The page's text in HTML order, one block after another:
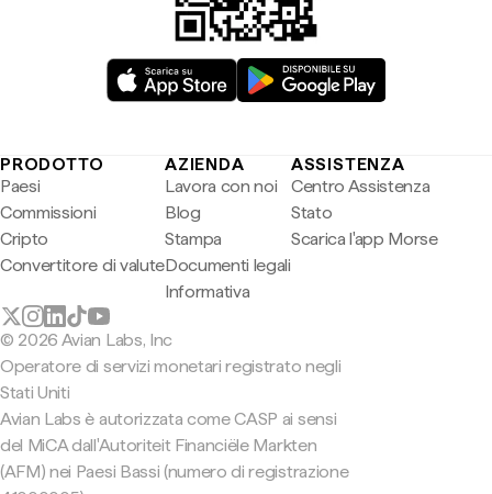
PRODOTTO
Paesi
Commissioni
Cripto
Convertitore di valute
AZIENDA
Lavora con noi
Blog
Stampa
Documenti legali
Informativa
ASSISTENZA
Centro Assistenza
Stato
Scarica l'app Morse
© 2026 Avian Labs, Inc
Operatore di servizi monetari registrato negli
Stati Uniti
Avian Labs è autorizzata come CASP ai sensi
del MiCA dall'Autoriteit Financiële Markten
(AFM) nei Paesi Bassi (numero di registrazione